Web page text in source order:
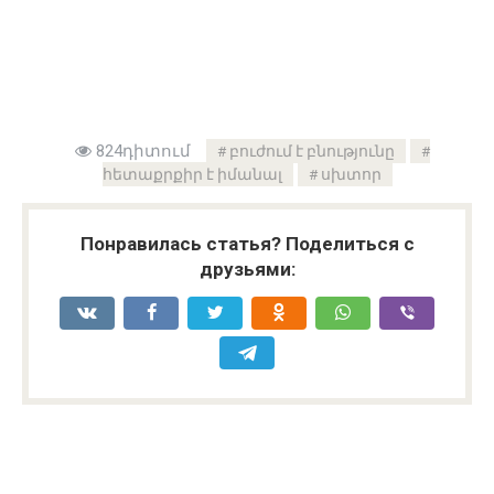
824դիտում
բուժում է բնությունը
հետաքրքիր է իմանալ
սխտոր
Понравилась статья? Поделиться с
друзьями: